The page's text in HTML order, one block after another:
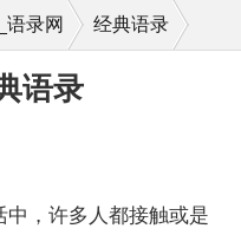
语录网 经典语录
语录
，许多人都接触或是